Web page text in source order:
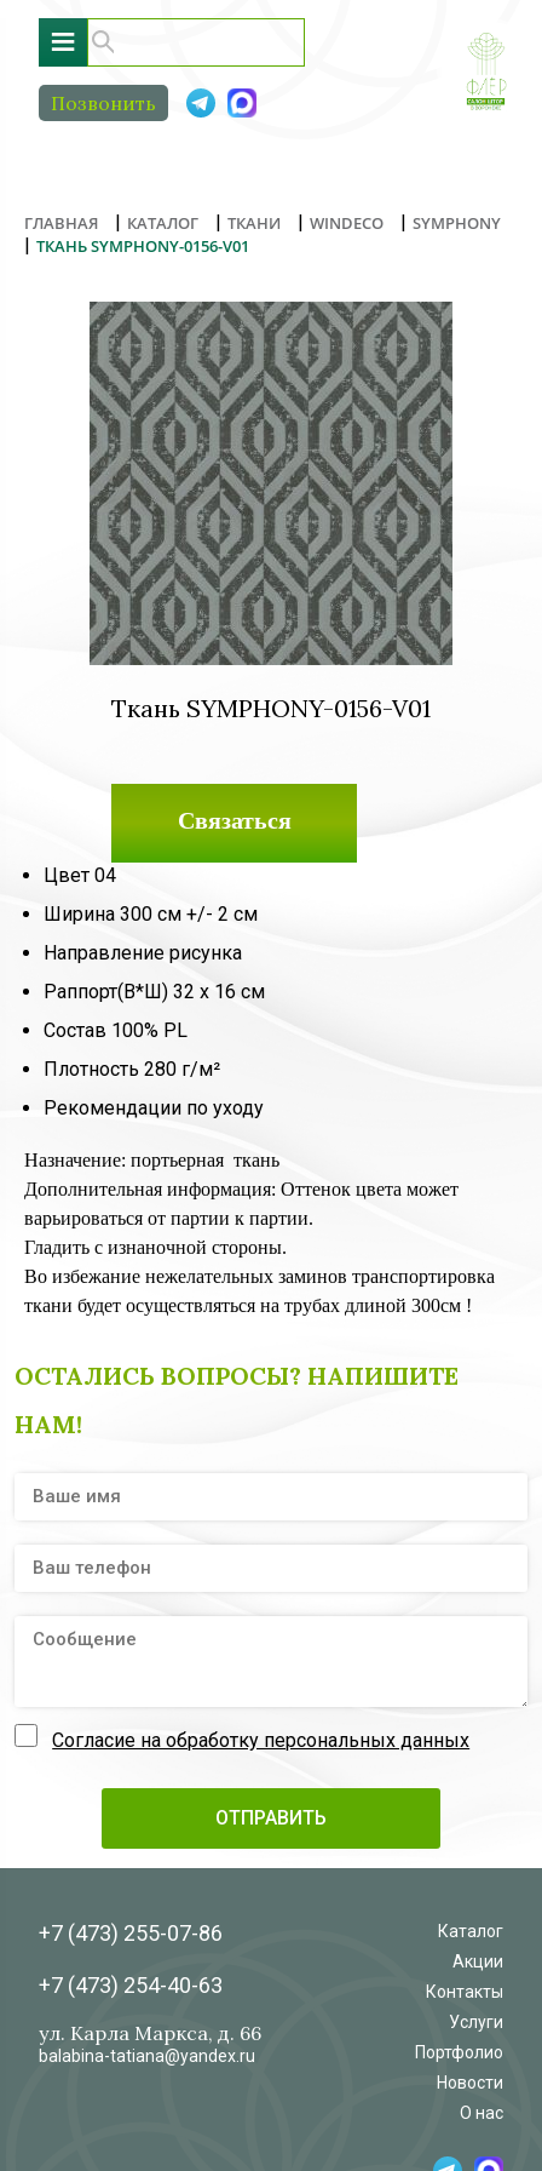
≡
Позвонить
ГЛАВНАЯ | КАТАЛОГ | ТКАНИ | WINDECO | SYMPHONY
| ТКАНЬ SYMPHONY-0156-V01
Ткань SYMPHONY-0156-V01
Связаться
Цвет 04
Ширина 300 см +/- 2 см
Направление рисунка
Раппорт(В*Ш) 32 х 16 см
Состав 100% PL
Плотность 280 г/м²
Рекомендации по уходу
Назначение: портьерная ткань
Дополнительная информация: Оттенок цвета может
варьироваться от партии к партии.
Гладить с изнаночной стороны.
Во избежание нежелательных заминов транспортировка
ткани будет осуществляться на трубах длиной 300см !
ОСТАЛИСЬ ВОПРОСЫ? НАПИШИТЕ
НАМ!
Согласие на обработку персональных данных
+7 (473) 255-07-86
+7 (473) 254-40-63
ул. Карла Маркса, д. 66
balabina-tatiana@yandex.ru
Каталог
Акции
Контакты
Услуги
Портфолио
Новости
О нас